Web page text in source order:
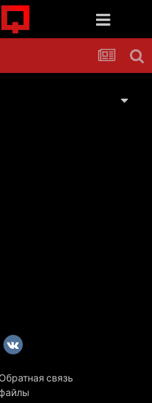
Обратная связь